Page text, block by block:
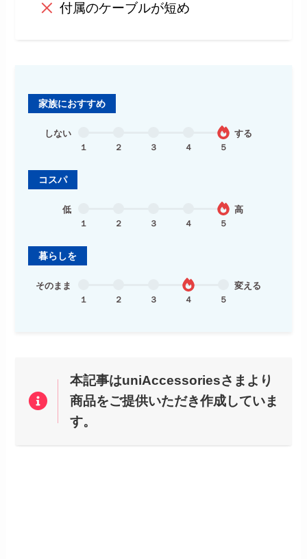
付属のケーブルが短め
家族におすすめ
しない
１ ２ ３ ４ ５
する
コスパ
低
１ ２ ３ ４ ５
高
暮らしを
そのまま
１ ２ ３ ４ ５
変える
本記事はuniAccessoriesさまより
商品をご提供いただき作成していま
す。